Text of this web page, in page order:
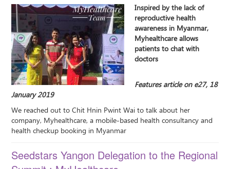
Inspired by the lack of
reproductive health
awareness in Myanmar,
Myhealthcare allows
patients to chat with
doctors
Features article on e27, 18
January 2019
We reached out to Chit Hnin Pwint Wai to talk about her
company, Myhealthcare, a mobile-based health consultancy and
health checkup booking in Myanmar
Seedstars Yangon Delegation to the Regional